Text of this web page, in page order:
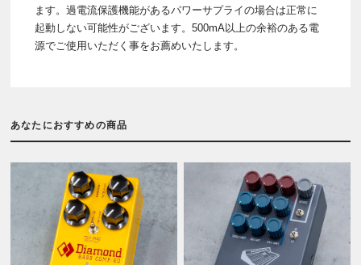
ます。過電流保護機能があるパワーサプライの場合は正常に
起動しない可能性がございます。500mA以上の余裕のある電
源でご使用いただく事をお薦めいたします。
あなたにおすすめの商品